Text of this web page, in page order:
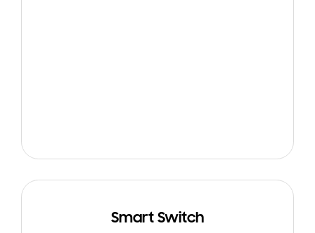
Smart Switch